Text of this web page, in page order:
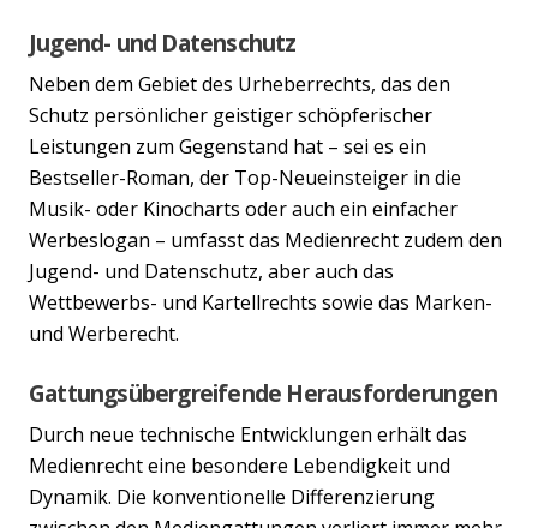
Jugend- und Datenschutz
Neben dem Gebiet des Urheberrechts, das den
Schutz persönlicher geistiger schöpferischer
Leistungen zum Gegenstand hat – sei es ein
Bestseller-Roman, der Top-Neueinsteiger in die
Musik- oder Kinocharts oder auch ein einfacher
Werbeslogan – umfasst das Medienrecht zudem den
Jugend- und Datenschutz, aber auch das
Wettbewerbs- und Kartellrechts sowie das Marken-
und Werberecht.
Gattungsübergreifende Herausforderungen
Durch neue technische Entwicklungen erhält das
Medienrecht eine besondere Lebendigkeit und
Dynamik. Die konventionelle Differenzierung